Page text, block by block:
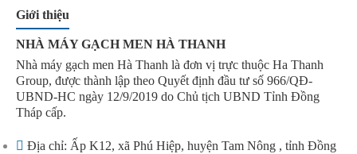
Giới thiệu
NHÀ MÁY GẠCH MEN HÀ THANH
Nhà máy gạch men Hà Thanh là đơn vị trực thuộc Ha Thanh
Group, được thành lập theo Quyết định đầu tư số 966/QĐ-
UBND-HC ngày 12/9/2019 do Chủ tịch UBND Tỉnh Đồng
Tháp cấp.
Địa chỉ: Ấp K12, xã Phú Hiệp, huyện Tam Nông , tỉnh Đồng